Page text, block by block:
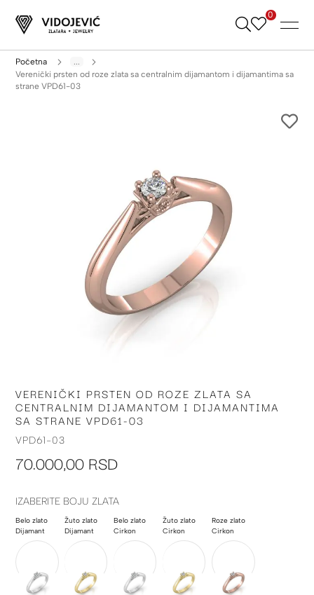
Skip
0
Početna
...
Verenički prsten od roze zlata sa centralnim dijamantom i dijamantima sa
strane VPD61-03
Skip
to
the
beginning
the
VERENIČKI PRSTEN OD ROZE ZLATA SA
CENTRALNIM DIJAMANTOM I DIJAMANTIMA
SA STRANE VPD61-03
VPD61-03
70.000,00 RSD
IZABERITE BOJU ZLATA
Belo zlato
Dijamant
Žuto zlato
Dijamant
Belo zlato
Cirkon
Žuto zlato
Cirkon
Roze zlato
Cirkon